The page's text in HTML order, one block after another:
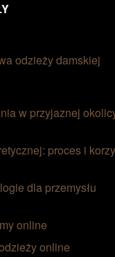
odzieży damskiej
w przyjaznej
proces i
dla przemysłu
online
online